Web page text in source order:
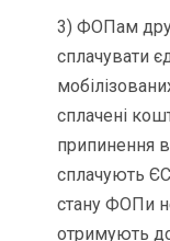
3) ФОПам
сплачувати
сплачені
припинення
сплачують
стану ФОПи
отримують